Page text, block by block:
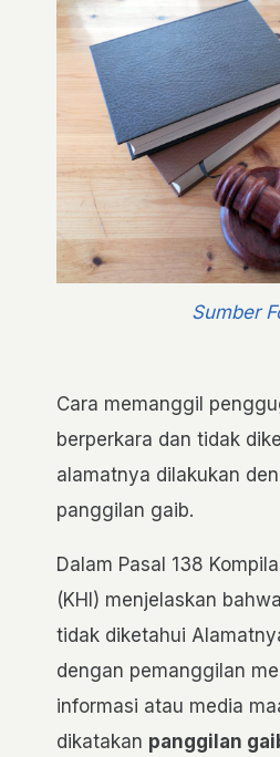
Sumber
Cara memanggil
berperkara dan tidak
alamatnya dilakukan
panggilan gaib.
Dalam Pasal 138
(KHI) menjelaskan
tidak diketahui
dengan pemanggilan
informasi atau media
dikatakan panggilan